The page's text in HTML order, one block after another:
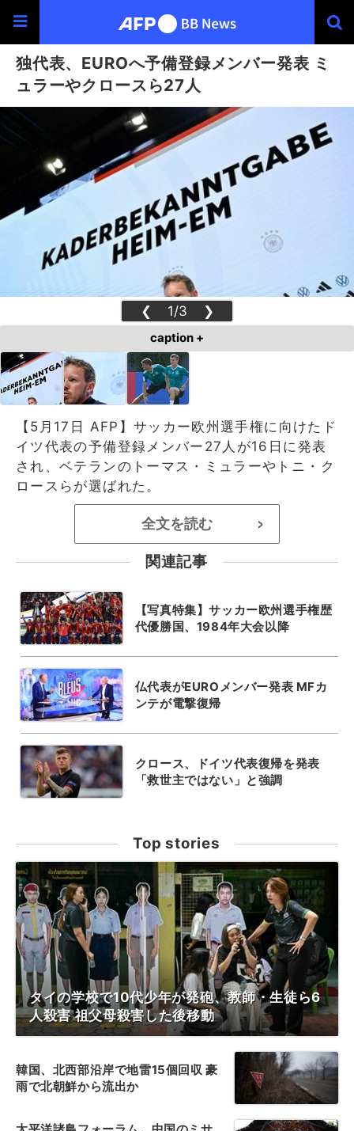
独代表、EUROへ予備登録メンバー発表 ミ
ュラーやクロースら27人
❮ 1/3 ❯
caption +
【5月17日 AFP】サッカー欧州選手権に向けたド
イツ代表の予備登録メンバー27人が16日に発表
され、ベテランのトーマス・ミュラーやトニ・ク
ロースらが選ばれた。
全文を読む >
関連記事
【写真特集】サッカー欧州選手権歴
代優勝国、1984年大会以降
仏代表がEUROメンバー発表 MFカ
ンテが電撃復帰
クロース、ドイツ代表復帰を発表
「救世主ではない」と強調
Top stories
タイの学校で10代少年が発砲、教師・生徒ら6
人殺害 祖父母殺害した後移動
韓国、北西部沿岸で地雷15個回収 豪
雨で北朝鮮から流出か